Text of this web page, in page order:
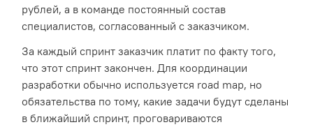
рублей, а в команде постоянный состав
специалистов, согласованный с заказчиком.
За каждый спринт заказчик платит по факту того,
что этот спринт закончен. Для координации
разработки обычно используется road map, но
обязательства по тому, какие задачи будут сделаны
в ближайший спринт, проговариваются